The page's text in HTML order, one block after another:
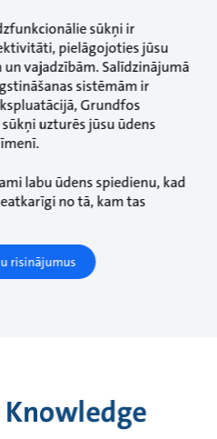
sūkņi ir
pielāgojoties jūsu
vajadzībām. Salīdzinājumā
sistēmām ir
Grundfos
uzturēs jūsu ūdens
labu ūdens spiedienu, kad
no tā, kam tas
risinājumus